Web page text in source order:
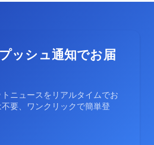
ッシュ通知でお届
ニュースをリアルタイムでお
要、ワンクリックで簡単登